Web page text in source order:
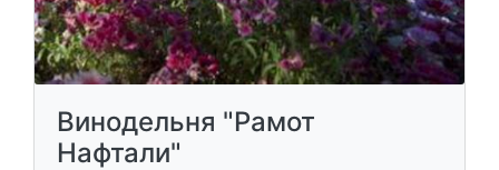
Винодельня "Рамот
Нафтали"